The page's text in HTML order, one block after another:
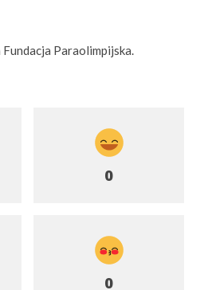
Paraolimpijska.
0
0